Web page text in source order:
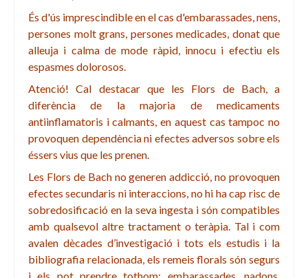
És d'ús imprescindible en el cas d'embarassades, nens,
persones molt grans, persones medicades, donatque
alleuja i calma de mode ràpid, innocu i efectiu els
espasmes dolorosos.
Atenció! Cal destacar que les Flors de Bach, a
diferència de la majoria de medicaments
antiinflamatoris i calmants, en aquest cas tampoc no
provoquen dependència ni efectes adversos sobre els
éssers vius que les prenen.
Les Flors de Bach no generen addicció, no provoquen
efectes secundaris ni interaccions, no hi ha cap risc de
sobredosificació en la seva ingesta i són compatibles
amb qualsevol altre tractament o teràpia. Tal i com
avalen dècades d’investigació i tots els estudis i la
bibliografia relacionada, els remeis florals són segurs